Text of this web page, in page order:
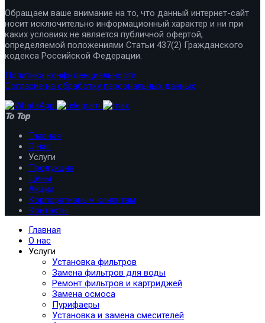
Обращаем ваше внимание на то, что данный интернет-сайт
носит исключительно информационный характер и ни при
каких условиях не является публичной офертой,
определяемой положениями Статьи 437(2) Гражданского
кодекса Российской Федерации.
Политика конфиденциальности
Согласие на обработку персональных данных
To Top
Главная
О нас
Услуги
Продукция
Цены
Акции
Корпоративным клиентам
Контакты
Главная
О нас
Услуги
Установка фильтров
Замена фильтров для воды
Ремонт фильтров и картриджей
Замена осмоса
Пурифаеры
Установка и замена смесителей